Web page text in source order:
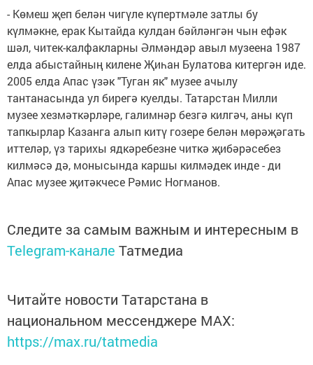
- Көмеш җеп белән чигүле күпертмәле затлы бу
күлмәкне, ерак Кытайда кулдан бәйләнгән чын ефәк
шәл, читек-калфакларны Әлмәндәр авыл музеена 1987
елда абыстайның килене Җиһан Булатова китергән иде.
2005 елда Апас үзәк "Туган як" музее ачылу
тантанасында ул бирегә куелды. Татарстан Милли
музее хезмәткәрләре, галимнәр безгә килгәч, аны күп
тапкырлар Казанга алып китү гозере белән мөрәҗәгать
иттеләр, үз тарихы ядкәребезне читкә җибәрәсебез
килмәсә дә, монысында каршы килмәдек инде - ди
Апас музее җитәкчесе Рәмис Ногманов.
Следите за самым важным и интересным в
Telegram-канале Татмедиа
Читайте новости Татарстана в
национальном мессенджере MАХ:
https://max.ru/tatmedia